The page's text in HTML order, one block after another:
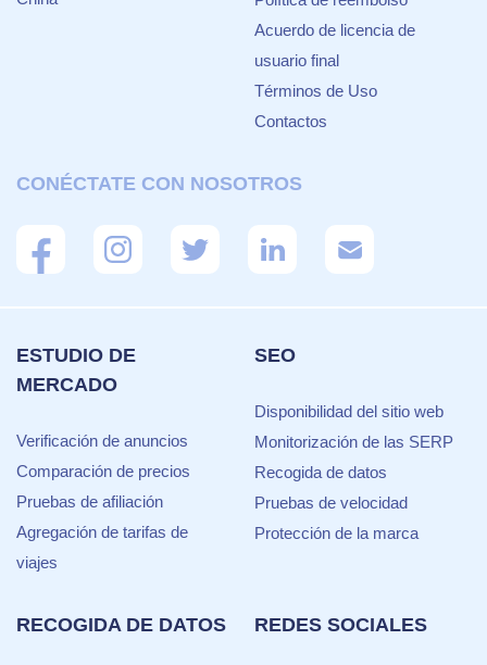
Acuerdo de licencia de
usuario final
Términos de Uso
Contactos
CONÉCTATE CON NOSOTROS
ESTUDIO DE
MERCADO
Verificación de anuncios
Comparación de precios
Pruebas de afiliación
Agregación de tarifas de
viajes
SEO
Disponibilidad del sitio web
Monitorización de las SERP
Recogida de datos
Pruebas de velocidad
Protección de la marca
RECOGIDA DE DATOS REDES SOCIALES